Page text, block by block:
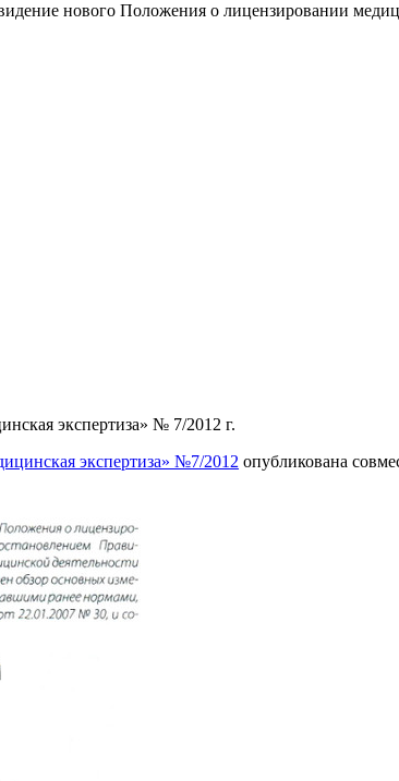
нового Положения о лицензировании
экспертиза» № 7/2012 г.
экспертиза» №7/2012 опубликована